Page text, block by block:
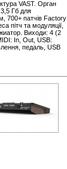
VAST. Орган
Гб для
700+ патчів Factory
пітч та модуляції,
Виходи: 4 (2
In, Out, USB:
педаль, USB